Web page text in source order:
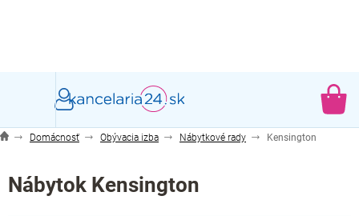
Domácnosť Obývacia izba Nábytkové rady Kensington
Nábytok Kensington